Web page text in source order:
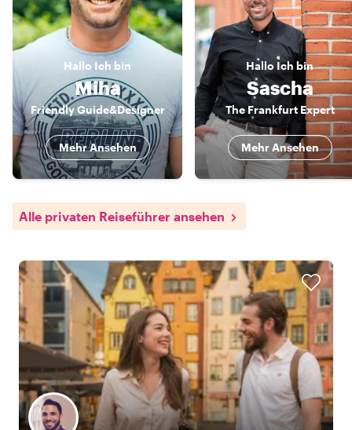
Hallo Ich bin
Miha
Friendly Guide&Designer
Mehr Ansehen
Hallo Ich bin
Sascha
The Frankfurt Expert
Mehr Ansehen
Alle privaten Reiseführer ansehen